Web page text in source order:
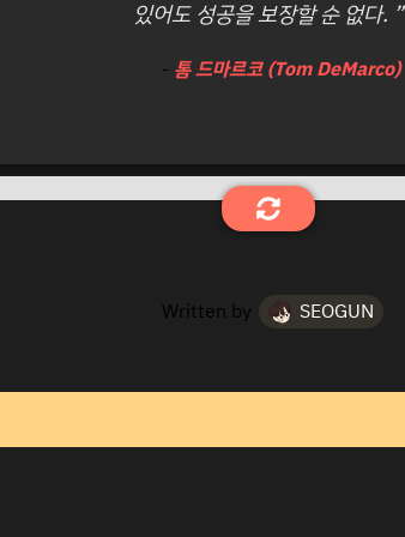
있어도 성공을 보장할 순 없다. ”
- 톰 드마르코 (Tom DeMarco)
Written by SEOGUN